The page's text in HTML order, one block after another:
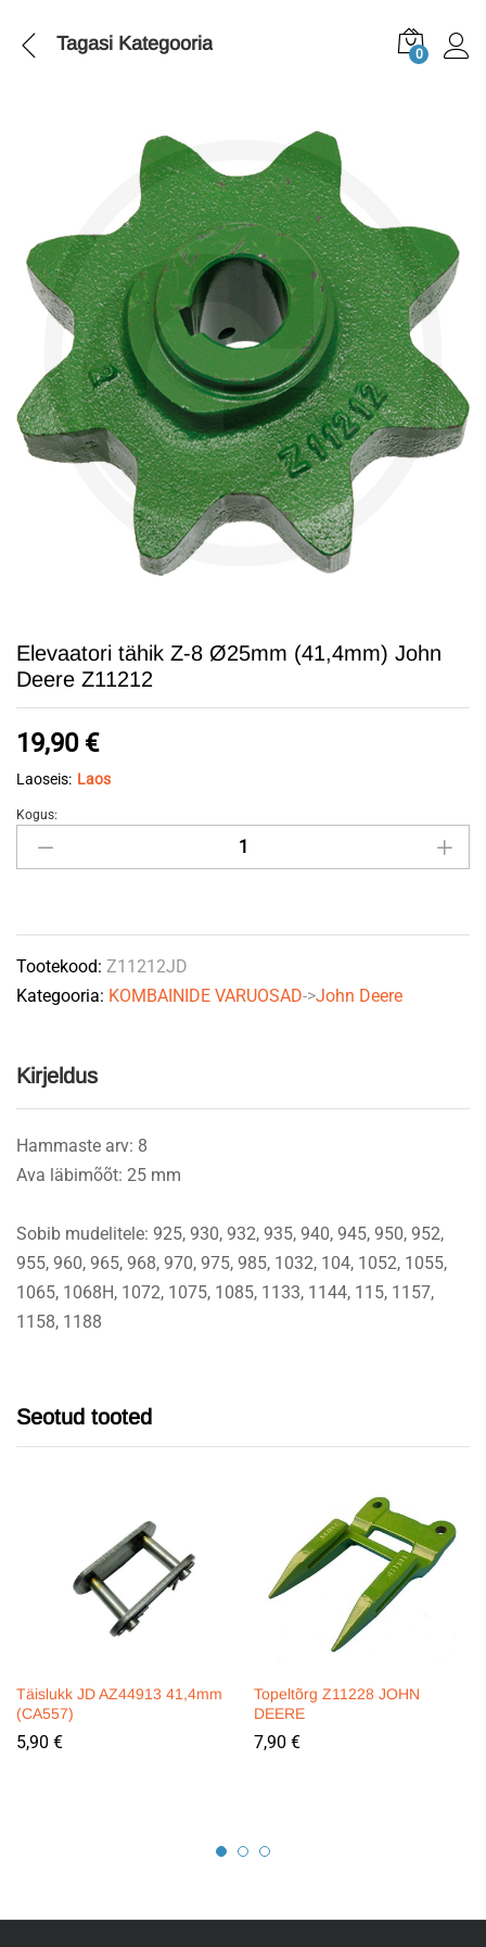
Tagasi Kategooria 0
Elevaatori tähik Z-8 Ø25mm (41,4mm) John
Deere Z11212
19,90 €
Laoseis: Laos
Elevaatori
tähik
Ø25mm
(41,4mm)
John
quantity
Kogus:
Tootekood: Z11212JD
Kategooria: KOMBAINIDE VARUOSAD->John Deere
Kirjeldus
Hammaste arv: 8
Ava läbimõõt: 25 mm
Sobib mudelitele: 925, 930, 932, 935, 940, 945, 950, 952,
955, 960, 965, 968, 970, 975, 985, 1032, 104, 1052, 1055,
1065, 1068H, 1072, 1075, 1085, 1133, 1144, 115, 1157,
1158, 1188
Seotud tooted
Täislukk JD AZ44913 41,4mm
(CA557)
5,90 €
Topeltõrg Z11228 JOHN
DEERE
7,90 €